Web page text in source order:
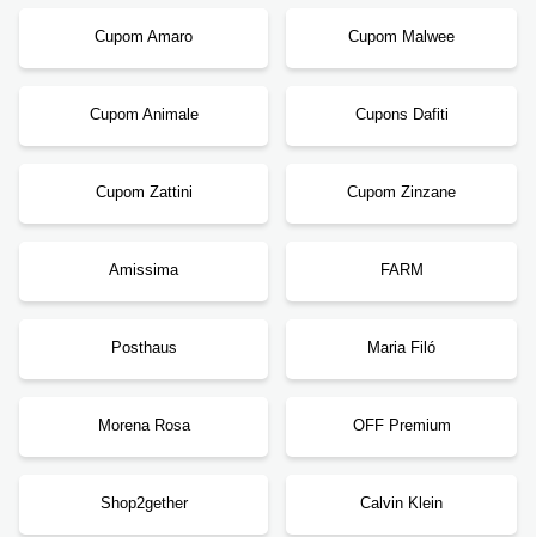
Cupom Amaro Cupom Malwee
Cupom Animale Cupons Dafiti
Cupom Zattini Cupom Zinzane
Amissima FARM
Posthaus Maria Filó
Morena Rosa OFF Premium
Shop2gether Calvin Klein